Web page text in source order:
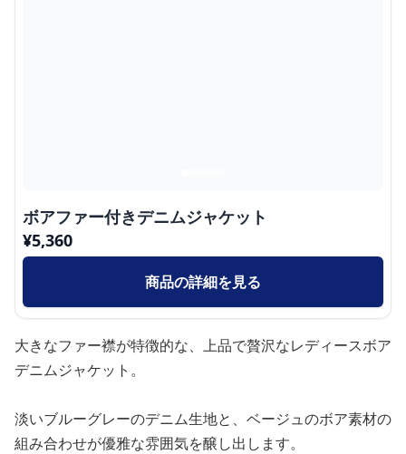
ボアファー付きデニムジャケット
¥5,360
商品の詳細を見る
大きなファー襟が特徴的な、上品で贅沢なレディースボア
デニムジャケット。
淡いブルーグレーのデニム生地と、ベージュのボア素材の
組み合わせが優雅な雰囲気を醸し出します。